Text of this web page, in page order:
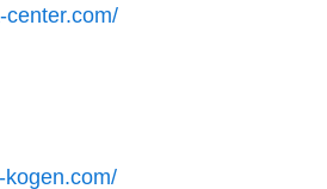
center.com/
kogen.com/